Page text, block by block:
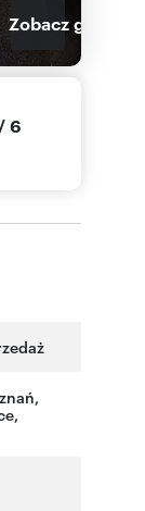
Zobacz galerię
6
,
,